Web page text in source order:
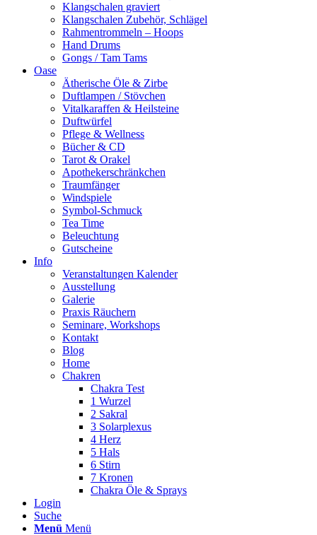
Klangschalen graviert
Klangschalen Zubehör, Schlägel
Rahmentrommeln – Hoops
Hand Drums
Gongs / Tam Tams
Oase
Ätherische Öle & Zirbe
Duftlampen / Stövchen
Vitalkaraffen & Heilsteine
Duftwürfel
Pflege & Wellness
Bücher & CD
Tarot & Orakel
Apothekerschränkchen
Traumfänger
Windspiele
Symbol-Schmuck
Tea Time
Beleuchtung
Gutscheine
Info
Veranstaltungen Kalender
Ausstellung
Galerie
Praxis Räuchern
Seminare, Workshops
Kontakt
Blog
Home
Chakren
Chakra Test
1 Wurzel
2 Sakral
3 Solarplexus
4 Herz
5 Hals
6 Stirn
7 Kronen
Chakra Öle & Sprays
Login
Suche
Menü Menü